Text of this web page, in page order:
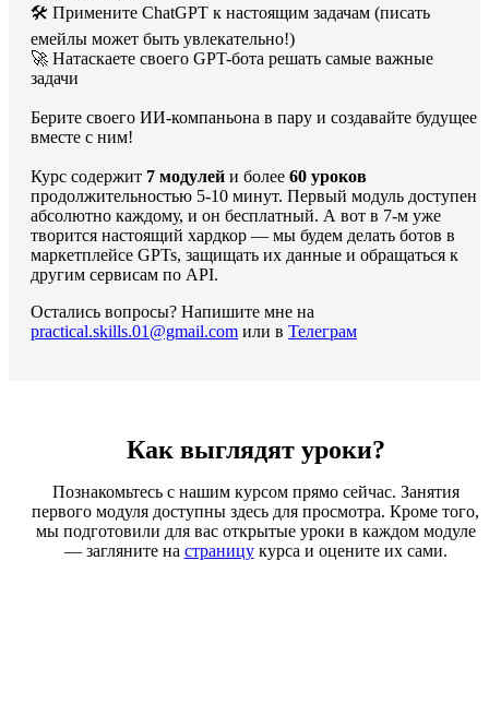
🛠 Примените ChatGPT к настоящим задачам (писать
емейлы может быть увлекательно!)
🚀 Натаскаете своего GPT-бота решать самые важные
задачи
Берите своего ИИ-компаньона в пару и создавайте будущее
вместе с ним!
Курс содержит 7 модулей и более 60 уроков
продолжительностью 5-10 минут. Первый модуль доступен
абсолютно каждому, и он бесплатный. А вот в 7-м уже
творится настоящий хардкор — мы будем делать ботов в
маркетплейсе GPTs, защищать их данные и обращаться к
другим сервисам по API.
Остались вопросы? Напишите мне на
practical.skills.01@gmail.com или в Телеграм
Как выглядят уроки?
Познакомьтесь с нашим курсом прямо сейчас. Занятия
первого модуля доступны здесь для просмотра. Кроме того,
мы подготовили для вас открытые уроки в каждом модуле
— загляните на страницукурса и оцените их сами.